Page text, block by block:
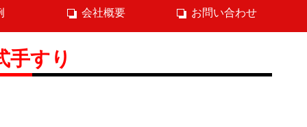
会社概要 お問い合わせ
手すり